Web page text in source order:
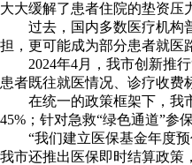
大大缓解了患者住院的垫资压
过去，国内多数医疗机构
担，更可能成为部分患者就医
2024年4月，我市创新推
患者既往就医情况、诊疗收费
在统一的政策框架下，我
45%；针对急救“绿色通道”参
“我们建立医保基金年度
我市还推出医保即时结算政策